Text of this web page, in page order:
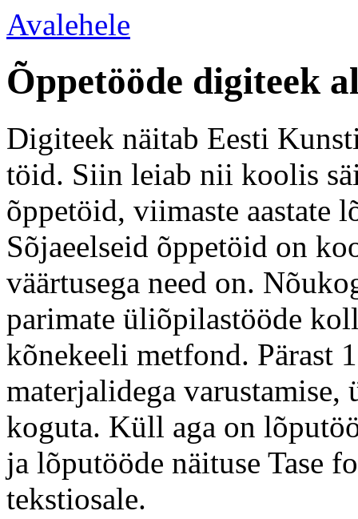
Avalehele
Õppetööde digiteek
Digiteek näitab Eesti
töid. Siin leiab nii koolis
õppetöid, viimaste aastate
Sõjaeelseid õppetöid on
väärtusega need on.
parimate üliõpilastööde
kõnekeeli metfond. Pärast
materjalidega varustamise,
koguta. Küll aga on
ja lõputööde näituse Tase
tekstiosale.